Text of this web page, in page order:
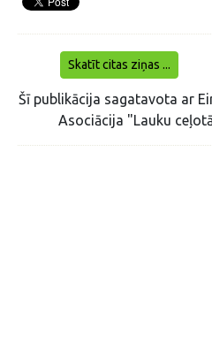
Skatīt citas ziņas ...
Šī publikācija sagatavota ar
Asociācija "Lauku